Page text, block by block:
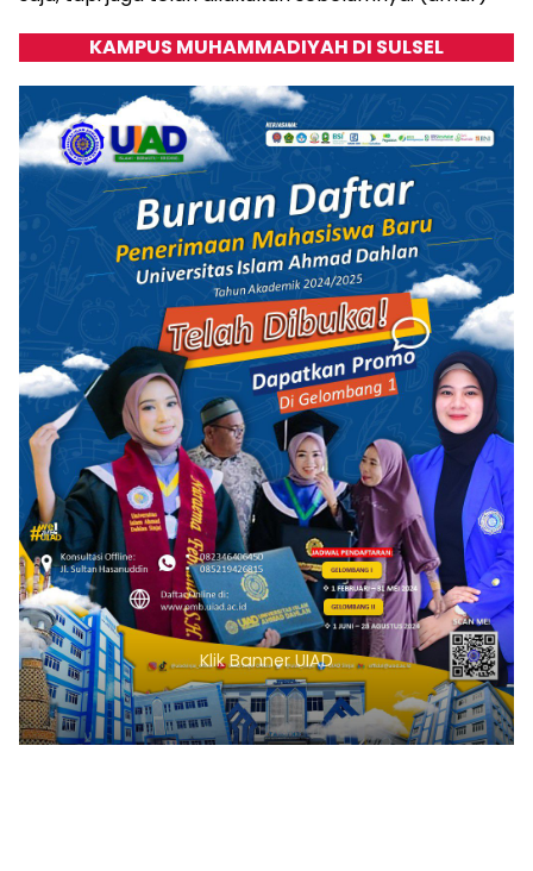
KAMPUS MUHAMMADIYAH DI SULSEL
Klik Banner UIAD